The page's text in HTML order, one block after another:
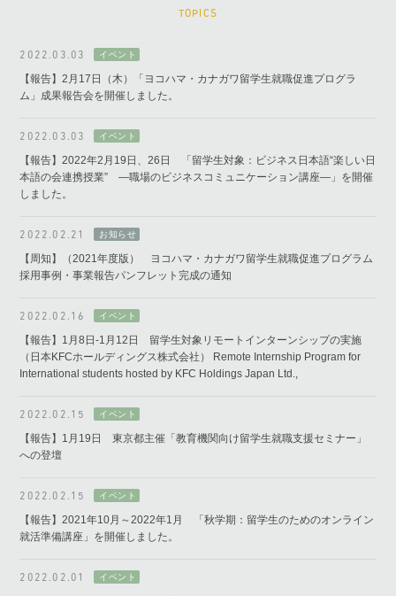
TOPICS
2022.03.03
【報告】2月17日（木）「ヨコハマ・カナガワ留学生就職促進プログラ
ム」成果報告会を開催しました。
2022.03.03
【報告】2022年2月19日、26日 「留学生対象：ビジネス日本語“楽しい日
本語の会連携授業” ―職場のビジネスコミュニケーション講座―」を開催
しました。
2022.02.21
【周知】（2021年度版） ヨコハマ・カナガワ留学生就職促進プログラム
採用事例・事業報告パンフレット完成の通知
2022.02.16
【報告】1月8日-1月12日 留学生対象リモートインターンシップの実施
（日本KFCホールディングス株式会社） Remote Internship Program for
International students hosted by KFC Holdings Japan Ltd.,
2022.02.15
【報告】1月19日 東京都主催「教育機関向け留学生就職支援セミナー」
への登壇
2022.02.15
【報告】2021年10月～2022年1月 「秋学期：留学生のためのオンライン
就活準備講座」を開催しました。
2022.02.01